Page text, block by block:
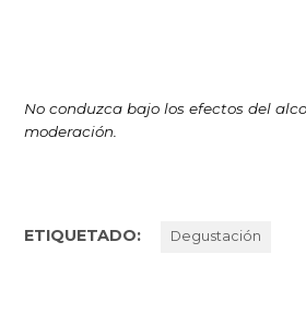
No conduzca bajo los efectos del
moderación.
ETIQUETADO: Degustación